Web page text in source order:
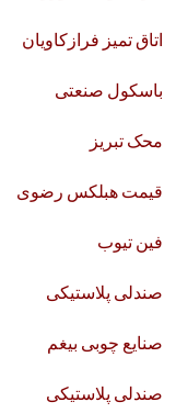
اتاق تمیز فرازکاویان
باسکول صنعتی
محک تبریز
قیمت هبلکس رضوی
فین تیوب
صندلی پلاستیکی
صنایع چوبی بیغم
صندلی پلاستیکی